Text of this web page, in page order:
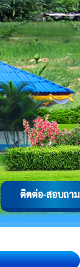
ติดต่อ-สอบถาม